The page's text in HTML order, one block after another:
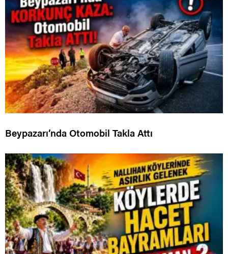
Beypazarı’nda Otomobil Takla Attı